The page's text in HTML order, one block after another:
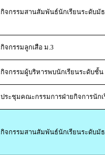
กิจกรรมสานสัมพันธ์นักเรียนระดับมั
กิจกรรมลูกเสือ ม.3
กิจกรรมผู้บริหารพบนักเรียนระดับชั้น
ประชุมคณะกรรมการฝ่ายกิจการนัก
กิจกรรมสานสัมพันธ์นักเรียนระดับมั